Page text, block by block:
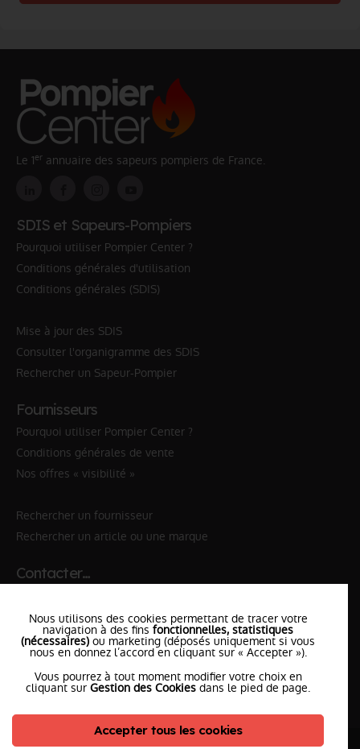
Le 1er annuaire des sapeurs pompiers de France.
SDIS et Sapeurs-Pompiers
Pourquoi utiliser Pompier Center ?
Conditions générales d'utilisation
Conditions générales (SDIS)
Mise à jour des SDIS
Consulter l'organigramme des SDIS
Rechercher un Sapeur-Pompier
Fournisseurs
Pourquoi utiliser Pompier Center ?
Conditions générales de vente
Nos offres « visibilité »
Rechercher un fournisseur
Rechercher un article ou une marque
Contacter…
✆ 18№National Sapeurs-Pompiers
le SDISle plus proche
l'équipePompierCenter
Nous utilisons des cookies permettant de tracer votre
navigation à des fins fonctionnelles, statistiques
(nécessaires) ou marketing (déposés uniquement si vous
nous en donnez l’accord en cliquant sur « Accepter »).
Vous pourrez à tout moment modifier votre choix en
cliquant sur Gestion des Cookies dans le pied de page.
Accepter tous les cookies